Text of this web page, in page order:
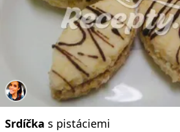
Srdíčka s pistáciemi